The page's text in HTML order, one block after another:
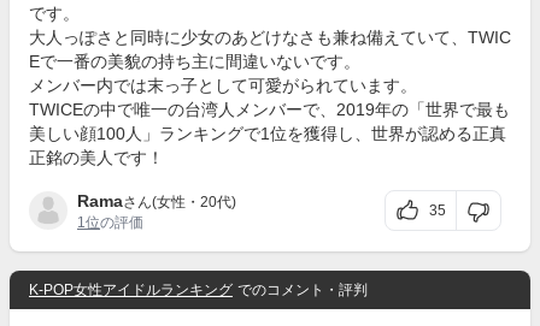
です。
大人っぽさと同時に少女のあどけなさも兼ね備えていて、TWIC
Eで一番の美貌の持ち主に間違いないです。
メンバー内では末っ子として可愛がられています。
TWICEの中で唯一の台湾人メンバーで、2019年の「世界で最も
美しい顔100人」ランキングで1位を獲得し、世界が認める正真
正銘の美人です！
Ramaさん(女性・20代)
1位の評価
35
K-POP女性アイドルランキング でのコメント・評判